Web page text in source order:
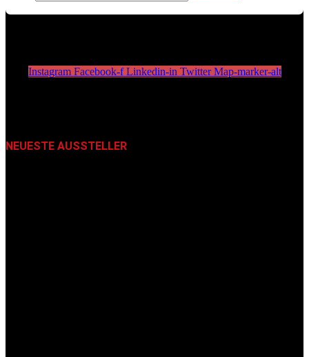
Instagram Facebook-f Linkedin-in Twitter Map-marker-alt
NEUESTE AUSSTELLER